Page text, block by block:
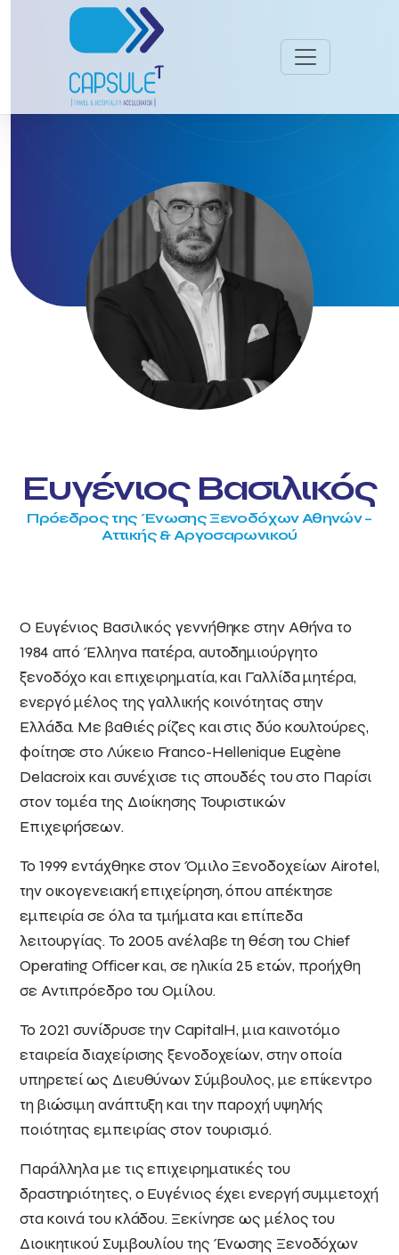
Ευγένιος Βασιλικός
Πρόεδρος της Ένωσης Ξενοδόχων Αθηνών –
Αττικής & Αργοσαρωνικού
Ο Ευγένιος Βασιλικός γεννήθηκε στην Αθήνα το
1984 από Έλληνα πατέρα, αυτοδημιούργητο
ξενοδόχο και επιχειρηματία, και Γαλλίδα μητέρα,
ενεργό μέλος της γαλλικής κοινότητας στην
Ελλάδα. Με βαθιές ρίζες και στις δύο κουλτούρες,
φοίτησε στο Λύκειο Franco-Hellenique Eugène
Delacroix και συνέχισε τις σπουδές του στο Παρίσι
στον τομέα της Διοίκησης Τουριστικών
Επιχειρήσεων.
Το 1999 εντάχθηκε στον Όμιλο Ξενοδοχείων Airotel,
την οικογενειακή επιχείρηση, όπου απέκτησε
εμπειρία σε όλα τα τμήματα και επίπεδα
λειτουργίας. Το 2005 ανέλαβε τη θέση του Chief
Operating Officer και, σε ηλικία 25 ετών, προήχθη
σε Αντιπρόεδρο του Ομίλου.
Το 2021 συνίδρυσε την CapitalH, μια καινοτόμο
εταιρεία διαχείρισης ξενοδοχείων, στην οποία
υπηρετεί ως Διευθύνων Σύμβουλος, με επίκεντρο
τη βιώσιμη ανάπτυξη και την παροχή υψηλής
ποιότητας εμπειρίας στον τουρισμό.
Παράλληλα με τις επιχειρηματικές του
δραστηριότητες, ο Ευγένιος έχει ενεργή συμμετοχή
στα κοινά του κλάδου. Ξεκίνησε ως μέλος του
Διοικητικού Συμβουλίου της Ένωσης Ξενοδόχων